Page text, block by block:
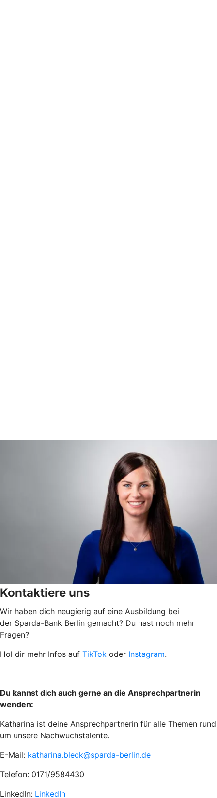
Kontaktiere uns
Wir haben dich neugierig auf eine Ausbildung bei
der Sparda-Bank Berlin gemacht? Du hast noch mehr
Fragen?
Hol dir mehr Infos auf TikTok oder Instagram.
Du kannst dich auch gerne an die Ansprechpartnerin
wenden:
Katharina ist deine Ansprechpartnerin für alle Themen rund
um unsere Nachwuchstalente.
E-Mail: katharina.bleck@sparda-berlin.de
Telefon: 0171/9584430
LinkedIn: LinkedIn